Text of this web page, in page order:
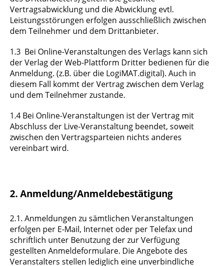
Vertragsabwicklung und die Abwicklung evtl.
Leistungsstörungen erfolgen ausschließlich zwischen
dem Teilnehmer und dem Drittanbieter.
1.3 Bei Online-Veranstaltungen des Verlags kann sich
der Verlag der Web-Plattform Dritter bedienen für die
Anmeldung. (z.B. über die LogiMAT.digital). Auch in
diesem Fall kommt der Vertrag zwischen dem Verlag
und dem Teilnehmer zustande.
1.4 Bei Online-Veranstaltungen ist der Vertrag mit
Abschluss der Live-Veranstaltung beendet, soweit
zwischen den Vertragsparteien nichts anderes
vereinbart wird.
2. Anmeldung/Anmeldebestätigung
2.1. Anmeldungen zu sämtlichen Veranstaltungen
erfolgen per E-Mail, Internet oder per Telefax und
schriftlich unter Benutzung der zur Verfügung
gestellten Anmeldeformulare. Die Angebote des
Veranstalters stellen lediglich eine unverbindliche